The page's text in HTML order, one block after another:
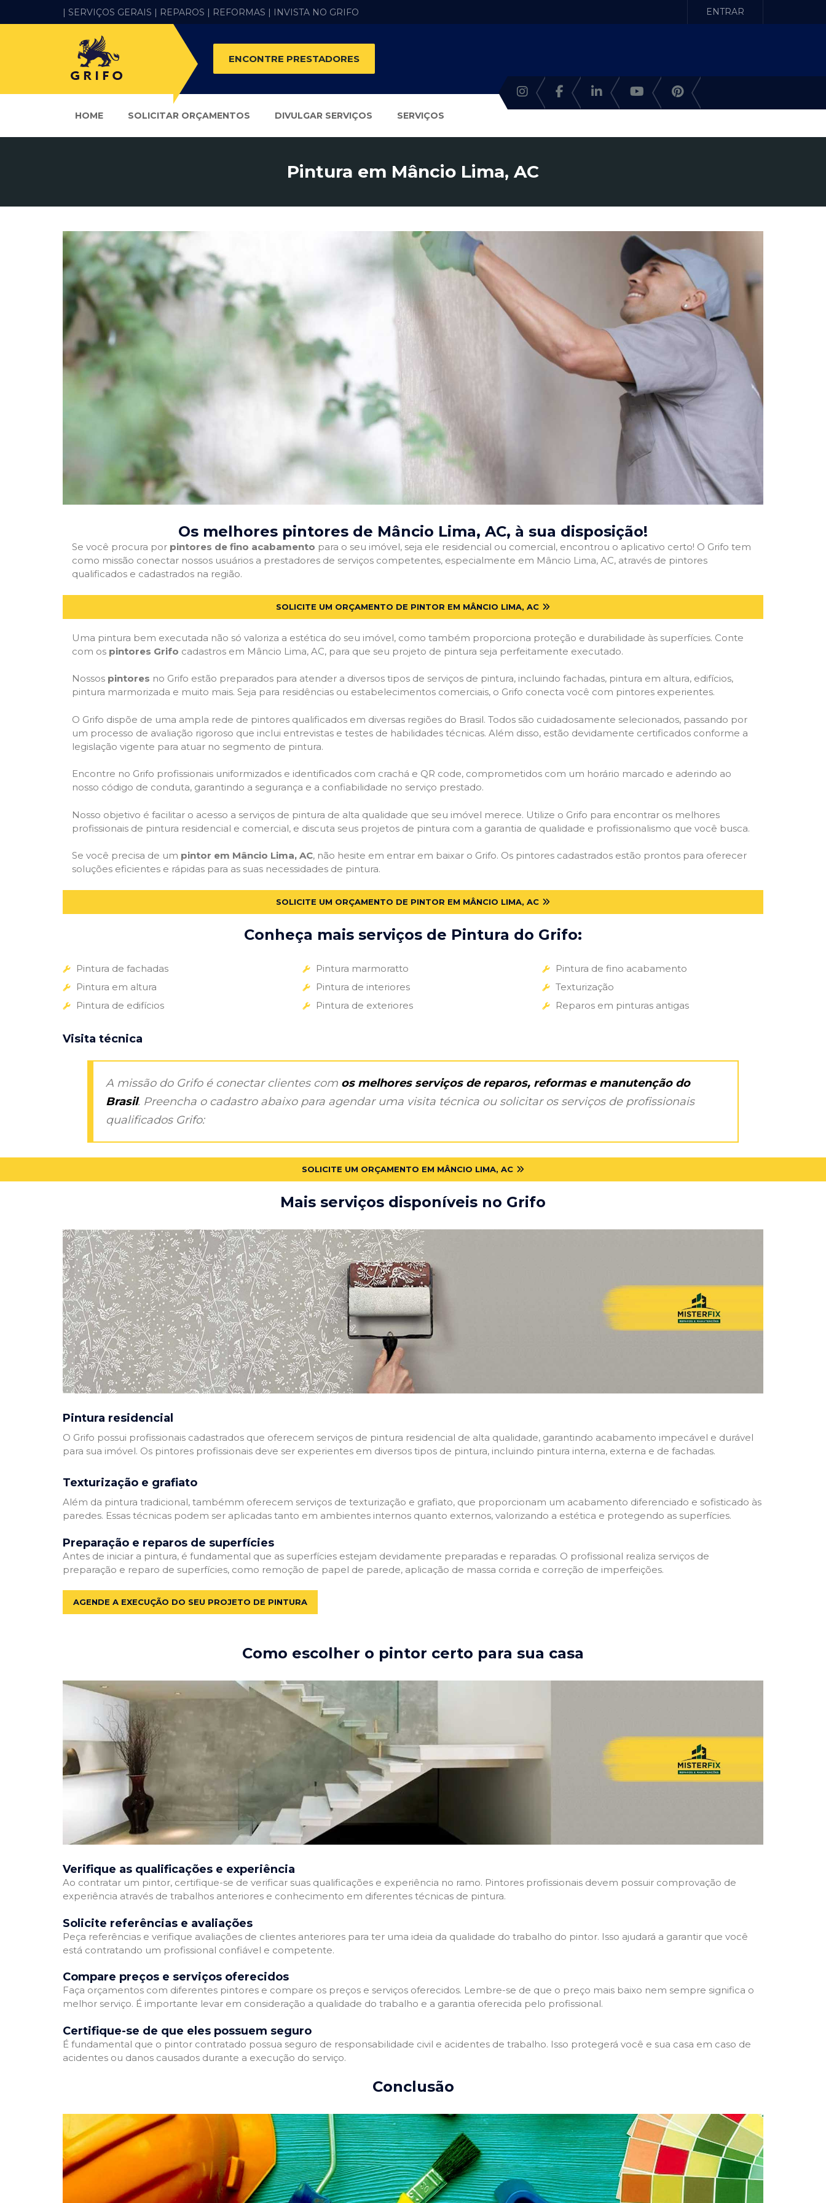
| SERVIÇOS GERAIS | REPAROS | REFORMAS | INVISTA NO GRIFO ENTRAR
ENCONTRE PRESTADORES
HOME SOLICITAR ORÇAMENTOS DIVULGAR SERVIÇOS SERVIÇOS
Pintura em Mâncio Lima, AC
Os melhores pintores de Mâncio Lima, AC, à sua disposição!
Se você procura por pintores de fino acabamento para o seu imóvel, seja ele residencial ou comercial, encontrou o aplicativo certo! O Grifo tem
como missão conectar nossos usuários a prestadores de serviços competentes, especialmente em Mâncio Lima, AC, através de pintores
qualificados e cadastrados na região.
SOLICITE UM ORÇAMENTO DE PINTOR EM MÂNCIO LIMA, AC
Uma pintura bem executada não só valoriza a estética do seu imóvel, como também proporciona proteção e durabilidade às superfícies. Conte
com os pintores Grifo cadastros em Mâncio Lima, AC, para que seu projeto de pintura seja perfeitamente executado.
Nossos pintores no Grifo estão preparados para atender a diversos tipos de serviços de pintura, incluindo fachadas, pintura em altura, edifícios,
pintura marmorizada e muito mais. Seja para residências ou estabelecimentos comerciais, o Grifo conecta você com pintores experientes.
O Grifo dispõe de uma ampla rede de pintores qualificados em diversas regiões do Brasil. Todos são cuidadosamente selecionados, passando por
um processo de avaliação rigoroso que inclui entrevistas e testes de habilidades técnicas. Além disso, estão devidamente certificados conforme a
legislação vigente para atuar no segmento de pintura.
Encontre no Grifo profissionais uniformizados e identificados com crachá e QR code, comprometidos com um horário marcado e aderindo ao
nosso código de conduta, garantindo a segurança e a confiabilidade no serviço prestado.
Nosso objetivo é facilitar o acesso a serviços de pintura de alta qualidade que seu imóvel merece. Utilize o Grifo para encontrar os melhores
profissionais de pintura residencial e comercial, e discuta seus projetos de pintura com a garantia de qualidade e profissionalismo que você busca.
Se você precisa de um pintor em Mâncio Lima, AC, não hesite em entrar em baixar o Grifo. Os pintores cadastrados estão prontos para oferecer
soluções eficientes e rápidas para as suas necessidades de pintura.
SOLICITE UM ORÇAMENTO DE PINTOR EM MÂNCIO LIMA, AC
Conheça mais serviços de Pintura do Grifo:
Pintura de fachadas
Pintura em altura
Pintura de edifícios
Pintura marmoratto
Pintura de interiores
Pintura de exteriores
Pintura de fino acabamento
Texturização
Reparos em pinturas antigas
Visita técnica
A missão do Grifo é conectar clientes com os melhores serviços de reparos, reformas e manutenção do
Brasil. Preencha o cadastro abaixo para agendar uma visita técnica ou solicitar os serviços de profissionais
qualificados Grifo:
SOLICITE UM ORÇAMENTO EM MÂNCIO LIMA, AC
Mais serviços disponíveis no Grifo
Pintura residencial
O Grifo possui profissionais cadastrados que oferecem serviços de pintura residencial de alta qualidade, garantindo acabamento impecável e durável
para sua imóvel. Os pintores profissionais deve ser experientes em diversos tipos de pintura, incluindo pintura interna, externa e de fachadas.
Texturização e grafiato
Além da pintura tradicional, tambémm oferecem serviços de texturização e grafiato, que proporcionam um acabamento diferenciado e sofisticado às
paredes. Essas técnicas podem ser aplicadas tanto em ambientes internos quanto externos, valorizando a estética e protegendo as superfícies.
Preparação e reparos de superfícies
Antes de iniciar a pintura, é fundamental que as superfícies estejam devidamente preparadas e reparadas. O profissional realiza serviços de
preparação e reparo de superfícies, como remoção de papel de parede, aplicação de massa corrida e correção de imperfeições.
AGENDE A EXECUÇÃO DO SEU PROJETO DE PINTURA
Como escolher o pintor certo para sua casa
Verifique as qualificações e experiência
Ao contratar um pintor, certifique-se de verificar suas qualificações e experiência no ramo. Pintores profissionais devem possuir comprovação de
experiência através de trabalhos anteriores e conhecimento em diferentes técnicas de pintura.
Solicite referências e avaliações
Peça referências e verifique avaliações de clientes anteriores para ter uma ideia da qualidade do trabalho do pintor. Isso ajudará a garantir que você
está contratando um profissional confiável e competente.
Compare preços e serviços oferecidos
Faça orçamentos com diferentes pintores e compare os preços e serviços oferecidos. Lembre-se de que o preço mais baixo nem sempre significa o
melhor serviço. É importante levar em consideração a qualidade do trabalho e a garantia oferecida pelo profissional.
Certifique-se de que eles possuem seguro
É fundamental que o pintor contratado possua seguro de responsabilidade civil e acidentes de trabalho. Isso protegerá você e sua casa em caso de
acidentes ou danos causados durante a execução do serviço.
Conclusão